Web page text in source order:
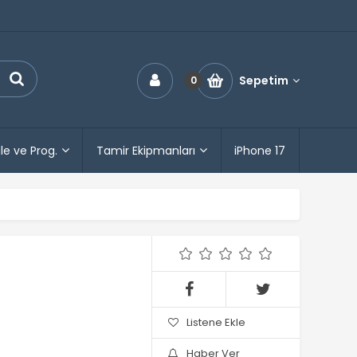
0 Sepetim
ve Prog. Tamir Ekipmanları iPhone 17
Listene Ekle
Haber Ver